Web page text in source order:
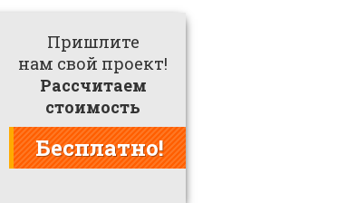
Бесплатно!
Пришлите
нам свой проект!
Рассчитаем
стоимость